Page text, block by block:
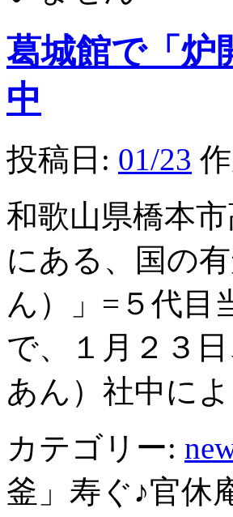
葛城館で「炉
中
投稿日: 01/23
和歌山県橋本
にある、国の
ん）」=５代目
で、１月２３
あん）社中に
カテゴリー:
釜」寿ぐ♪官休